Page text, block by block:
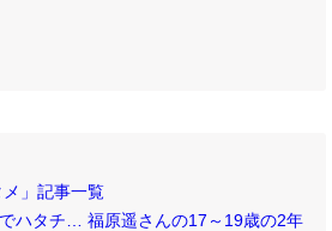
」記事一覧
ハタチ… 福原遥さんの17～19歳の2年